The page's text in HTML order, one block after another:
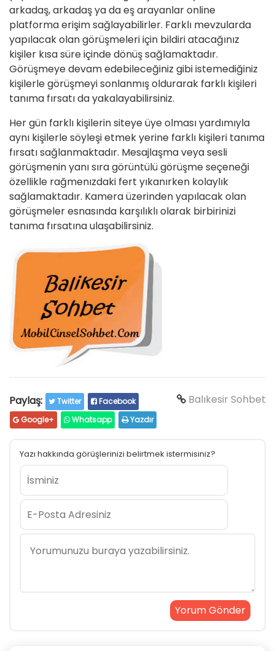
arkadaş, arkadaş ya da eş arayanlar online
platforma erişim sağlayabilirler. Farklı mevzularda
yapılacak olan görüşmeleri için bildiri atacağınız
kişiler kısa süre içinde dönüş sağlamaktadır.
Görüşmeye devam edebileceğiniz gibi istemediğiniz
kişilerle görüşmeyi sonlanmış oldurarak farklı kişileri
tanıma fırsatı da yakalayabilirsiniz.
Her gün farklı kişilerin siteye üye olması yardımıyla
aynı kişilerle söyleşi etmek yerine farklı kişileri tanıma
fırsatı sağlanmaktadır. Mesajlaşma veya sesli
görüşmenin yanı sıra görüntülü görüşme seçeneği
özellikle rağmenızdaki fert yıkanırken kolaylık
sağlamaktadır. Kamera üzerinden yapılacak olan
görüşmeler esnasında karşılıklı olarak birbirinizi
tanıma fırsatına ulaşabilirsiniz.
Balıkesir Sohbet
Paylaş: Twitter
Facebook
Google+
Whatsapp Yazdır
Yazı hakkında görüşlerinizi belirtmek istermisiniz?